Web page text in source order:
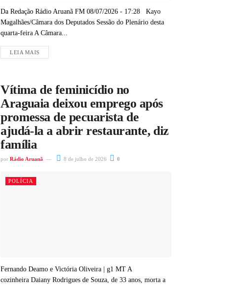
Da Redação Rádio Aruanã FM 08/07/2026 - 17:28 Kayo
Magalhães/Câmara dos Deputados Sessão do Plenário desta
quarta-feira A Câmara...
LEIA MAIS
Vítima de feminicídio no
Araguaia deixou emprego após
promessa de pecuarista de
ajudá-la a abrir restaurante, diz
família
por Rádio Aruanã 8 de julho de 2026 0
POLÍCIA
Fernando Deamo e Victória Oliveira | g1 MT A
cozinheira Daiany Rodrigues de Souza, de 33 anos, morta a